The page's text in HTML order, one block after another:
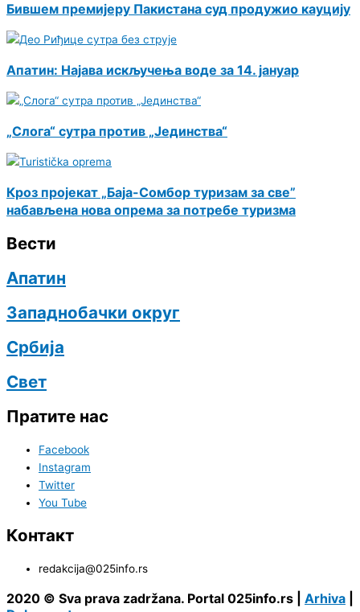
Бившем премијеру Пакистана суд продужио кауцију
Апатин: Најава искључења воде за 14. јануар
„Слога“ сутра против „Јединства“
Кроз пројекат „Баја-Сомбор туризам за све”
набављена нова опрема за потребе туризма
Вести
Апатин
Западнобачки округ
Србија
Свет
Пратите нас
Facebook
Instagram
Twitter
You Tube
Контакт
redakcija@025info.rs
2020 © Sva prava zadržana. Portal 025info.rs | Arhiva